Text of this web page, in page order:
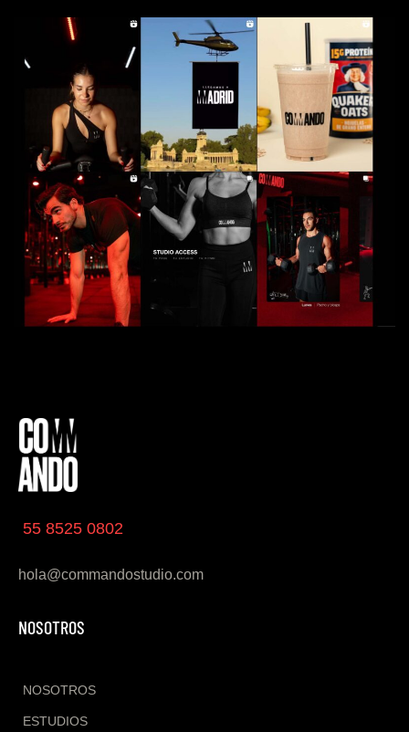
55 8525 0802
hola@commandostudio.com
NOSOTROS
NOSOTROS
ESTUDIOS